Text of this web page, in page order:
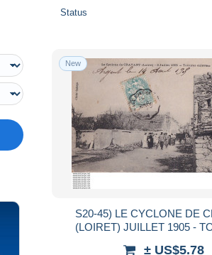
Status
New
S20-45) LE CYCLONE DE
(LOIRET) JUILLET 1905 - TOITURES
± US$5.78